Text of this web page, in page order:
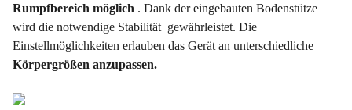
Rumpfbereich möglich . Dank der eingebauten Bodenstütze
wird die notwendige Stabilität gewährleistet. Die
Einstellmöglichkeiten erlauben das Gerät an unterschiedliche
Körpergrößen anzupassen.